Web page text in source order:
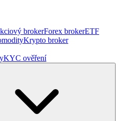
brokerForex brokerETF
Krypto broker
KYC ověření